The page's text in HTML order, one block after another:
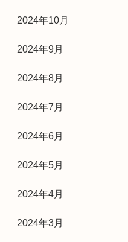
2024年10月
2024年9月
2024年8月
2024年7月
2024年6月
2024年5月
2024年4月
2024年3月